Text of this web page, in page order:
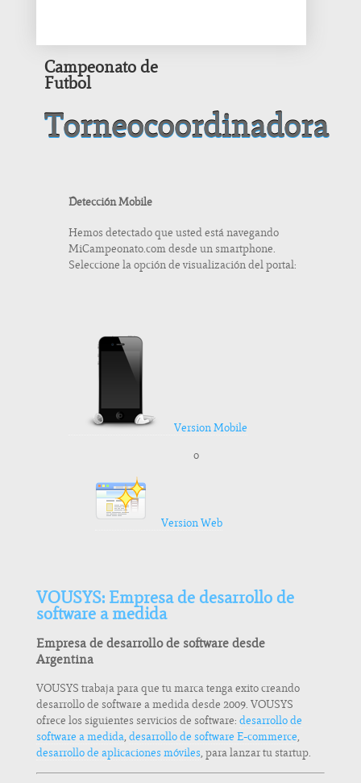
Campeonato de
Futbol
Torneocoordinadora
Detección Mobile
Hemos detectado que usted está navegando
MiCampeonato.com desde un smartphone.
Seleccione la opción de visualización del portal:
Version Mobile
o
Version Web
VOUSYS: Empresa de desarrollo de
software a medida
Empresa de desarrollo de software desde
Argentina
VOUSYS trabaja para que tu marca tenga exito creando
desarrollo de software a medida desde 2009. VOUSYS
ofrece los siguientes servicios de software: desarrollo de
software a medida, desarrollo de software E-commerce,
desarrollo de aplicaciones móviles, para lanzar tu startup.